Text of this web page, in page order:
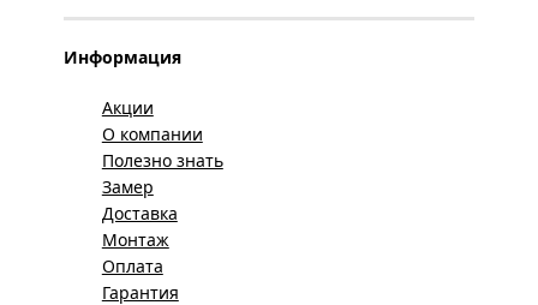
Информация
Акции
О компании
Полезно знать
Замер
Доставка
Монтаж
Оплата
Гарантия